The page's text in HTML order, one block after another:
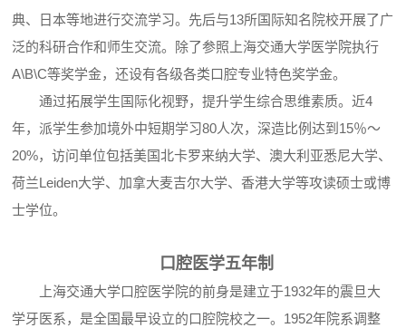
典、日本等地进行交流学习。先后与13所国际知名院校开展了广
泛的科研合作和师生交流。除了参照上海交通大学医学院执行
A\B\C等奖学金，还设有各级各类口腔专业特色奖学金。
通过拓展学生国际化视野，提升学生综合思维素质。近4
年，派学生参加境外中短期学习80人次，深造比例达到15％～
20%，访问单位包括美国北卡罗来纳大学、澳大利亚悉尼大学、
荷兰Leiden大学、加拿大麦吉尔大学、香港大学等攻读硕士或博
士学位。
口腔医学五年制
上海交通大学口腔医学院的前身是建立于1932年的震旦大
学牙医系，是全国最早设立的口腔院校之一。1952年院系调整